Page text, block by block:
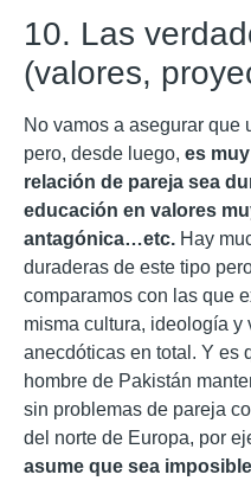
10. Las
(valores,
No vamos a asegurar que
pero, desde luego, es
relación de pareja sea
educación en valores
antagónica…etc. Hay
duraderas de este tipo
comparamos con las que
misma cultura, ideología y
anecdóticas en total. Y es
hombre de Pakistán
sin problemas de pareja
del norte de Europa, por
asume que sea